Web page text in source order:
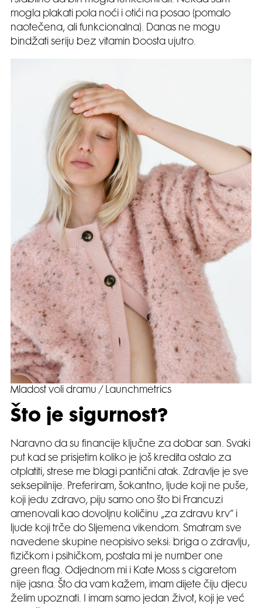
mogla plakati pola noći i otići na posao (pomalo
naotečena, ali funkcionalna). Danas ne mogu
bindžati seriju bez vitamin boosta ujutro.
Mladost voli dramu / Launchmetrics
Što je sigurnost?
Naravno da su financije ključne za dobar san. Svaki
put kad se prisjetim koliko je još kredita ostalo za
otplatiti, strese me blagi pantični atak. Zdravlje je sve
seksepilnije. Preferiram, šokantno, ljude koji ne puše,
koji jedu zdravo, piju samo ono što bi Francuzi
amenovali kao dovoljnu količinu „za zdravu krv“ i
ljude koji trče do Sljemena vikendom. Smatram sve
navedene skupine neopisivo seksi: briga o zdravlju,
fizičkom i psihičkom, postala mi je number one
green flag. Odjednom mi i Kate Moss s cigaretom
nije jasna. Što da vam kažem, imam dijete čiju djecu
želim upoznati. I imam samo jedan život, koji je već